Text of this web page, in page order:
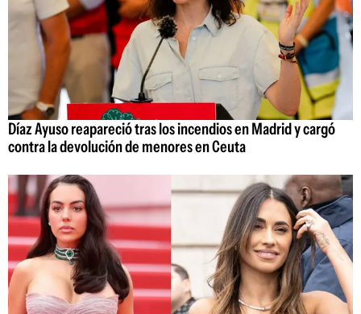
Díaz Ayuso reapareció tras los incendios en Madrid y cargó
contra la devolución de menores en Ceuta